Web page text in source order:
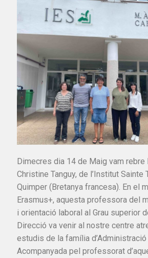
Dimecres dia 14 de Maig vam
Christine Tanguy, de l’Institut Sainte
Quimper (Bretanya francesa). En el
Erasmus+, aquesta professora del
i orientació laboral al Grau superior
Direcció va venir al nostre centre
estudis de la família d’Administració
Acompanyada pel professorat